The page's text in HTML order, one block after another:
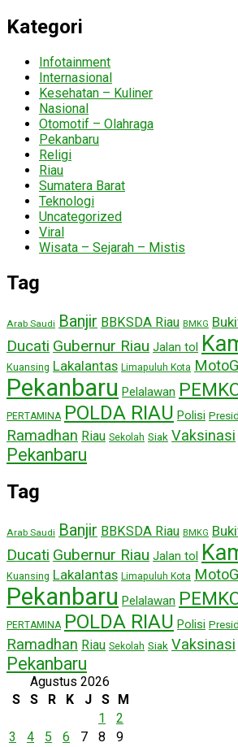
Kategori
Infotainment
Internasional
Kesehatan – Kuliner
Nasional
Otomotif – Olahraga
Pekanbaru
Religi
Riau
Sumatera Barat
Teknologi
Uncategorized
Viral
Wisata – Sejarah – Mistis
Tag
Arab Saudi Banjir BBKSDA Riau BMKG
Ducati Gubernur Riau Jalan tol
Kuansing Lakalantas Limapuluh Kota
Pekanbaru Pelalawan
PERTAMINA POLDA RIAU Polisi
Ramadhan Riau Sekolah Siak Vaksinasi
Pekanbaru
Tag
Arab Saudi Banjir BBKSDA Riau BMKG
Ducati Gubernur Riau Jalan tol
Kuansing Lakalantas Limapuluh Kota
Pekanbaru Pelalawan
PERTAMINA POLDA RIAU Polisi
Ramadhan Riau Sekolah Siak Vaksinasi
Pekanbaru
Agustus 2026
S
S R K J S
M
1
2
3
4 5 6 7 8
9